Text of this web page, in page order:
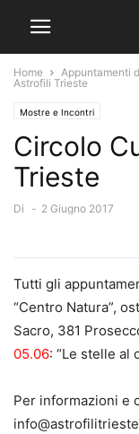
Home Appuntamenti
Astrofili Trieste
Mostre e Incontri
Circolo
Trieste
Di - 2 Giugno 2017
Tutti gli
“Centro Natura”,
Sacro, 381
05.06: “Le stelle al
Per informazioni e